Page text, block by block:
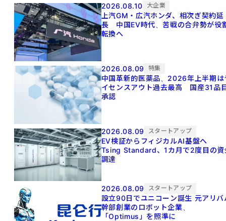
2026.08.10 大企業
上汽GM・広汽ホンダ、相次ぎ契約延
長 中国EV時代、苦戦の合弁勢が役
転換へ
2026.08.09 特集
中国革新的医薬品、2026年上半期は
イセンスアウト過去最高 国産31品
承認
2026.08.09 スタートアップ
EV検証からフィジカルAI基盤へ
Tsing Standard、1カ月で2度目の資
調達
2026.08.09 スタートアップ
設立90日でユニコーン誕生 元アリババ
幹部創業のロボット企業、
「Optimus」を照準に